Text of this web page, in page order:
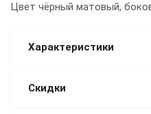
Цвет чёрный матовый,
Характеристики
Скидки